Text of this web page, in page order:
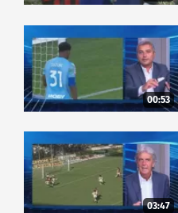
00:53
03:47